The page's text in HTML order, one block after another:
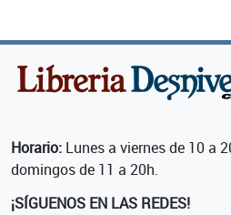
Horario: Lunes a viernes de 10 a
domingos de 11 a 20h.
¡SÍGUENOS EN LAS REDES!